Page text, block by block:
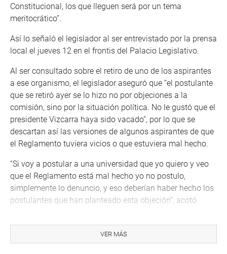
Constitucional, los que lleguen será por un tema
meritocrático”.
Así lo señaló el legislador al ser entrevistado por la prensa
local el jueves 12 en el frontis del Palacio Legislativo.
Al ser consultado sobre el retiro de uno de los aspirantes
a ese organismo, el legislador aseguró que “el postulante
que se retiró ayer se lo hizo no por objeciones a la
comisión, sino por la situación política. No le gustó que el
presidente Vizcarra haya sido vacado”, por lo que se
descartan así las versiones de algunos aspirantes de que
el Reglamento tuviera vicios o que estuviera mal hecho.
“Si voy a postular a una universidad que yo quiero y veo
que el Reglamento está mal hecho yo no postulo,
simplemente lo denuncio, y eso deberían haber hecho los
postulantes que han planteado esta objeción”, acotó.
por la congresista Carolina Lizárraga en el sentido de
pedir que se suspenda la elección de los miembros del
VER MÁS